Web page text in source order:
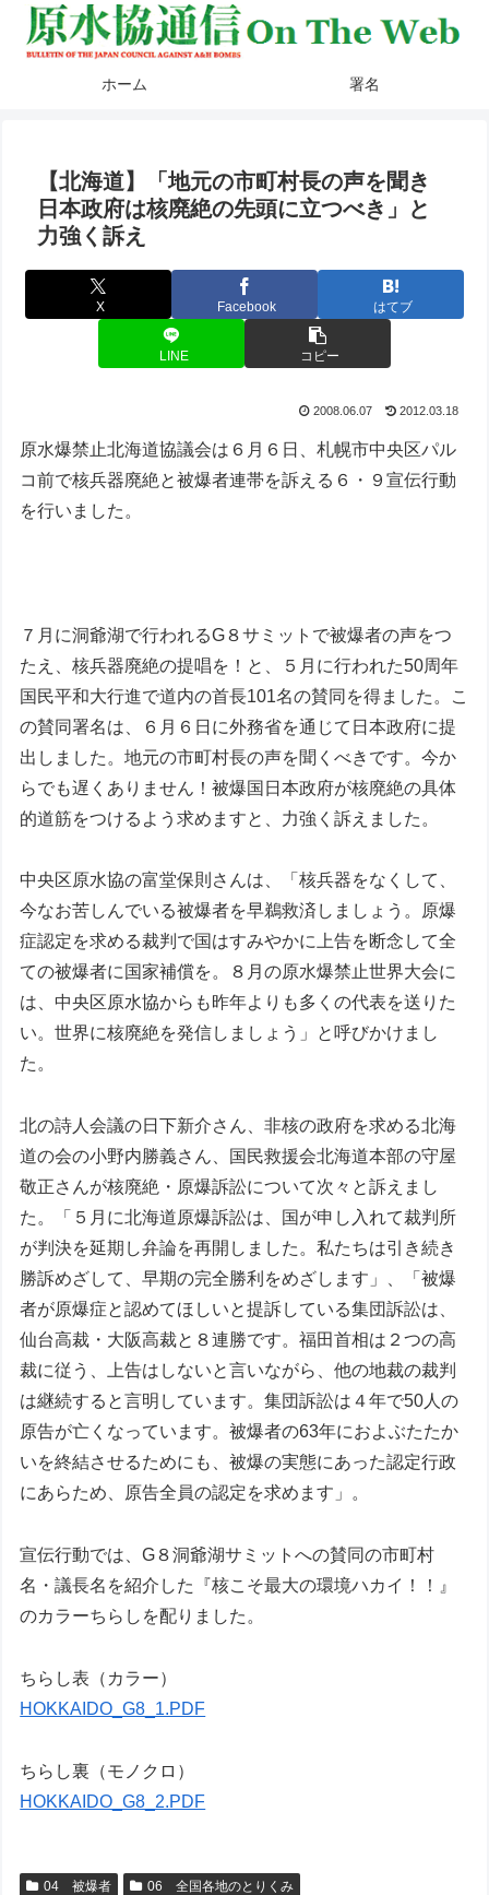
ホーム 署名
【北海道】「地元の市町村長の声を聞き
日本政府は核廃絶の先頭に立つべき」と
力強く訴え
X Facebook はてブ
LINE コピー
2008.06.07 2012.03.18
原水爆禁止北海道協議会は６月６日、札幌市中央区パル
コ前で核兵器廃絶と被爆者連帯を訴える６・９宣伝行動
を行いました。
７月に洞爺湖で行われるG８サミットで被爆者の声をつ
たえ、核兵器廃絶の提唱を！と、５月に行われた50周年
国民平和大行進で道内の首長101名の賛同を得ました。こ
の賛同署名は、６月６日に外務省を通じて日本政府に提
出しました。地元の市町村長の声を聞くべきです。今か
らでも遅くありません！被爆国日本政府が核廃絶の具体
的道筋をつけるよう求めますと、力強く訴えました。
中央区原水協の富堂保則さんは、「核兵器をなくして、
今なお苦しんでいる被爆者を早鵜救済しましょう。原爆
症認定を求める裁判で国はすみやかに上告を断念して全
ての被爆者に国家補償を。８月の原水爆禁止世界大会に
は、中央区原水協からも昨年よりも多くの代表を送りた
い。世界に核廃絶を発信しましょう」と呼びかけまし
た。
北の詩人会議の日下新介さん、非核の政府を求める北海
道の会の小野内勝義さん、国民救援会北海道本部の守屋
敬正さんが核廃絶・原爆訴訟について次々と訴えまし
た。「５月に北海道原爆訴訟は、国が申し入れて裁判所
が判決を延期し弁論を再開しました。私たちは引き続き
勝訴めざして、早期の完全勝利をめざします」、「被爆
者が原爆症と認めてほしいと提訴している集団訴訟は、
仙台高裁・大阪高裁と８連勝です。福田首相は２つの高
裁に従う、上告はしないと言いながら、他の地裁の裁判
は継続すると言明しています。集団訴訟は４年で50人の
原告が亡くなっています。被爆者の63年におよぶたたか
いを終結させるためにも、被爆の実態にあった認定行政
にあらため、原告全員の認定を求めます」。
宣伝行動では、G８洞爺湖サミットへの賛同の市町村
名・議長名を紹介した『核こそ最大の環境ハカイ！！』
のカラーちらしを配りました。
ちらし表（カラー）
HOKKAIDO_G8_1.PDF
ちらし裏（モノクロ）
HOKKAIDO_G8_2.PDF
04 被爆者
06 全国各地のとりくみ